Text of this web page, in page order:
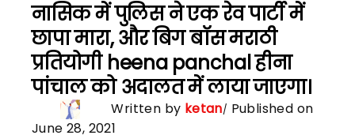
नासिक में पुलिस ने एक रेव पार्टी में
छापा मारा, और बिग बॉस मराठी
प्रतियोगी heena panchal हीना
पांचाल को अदालत में लाया जाएगा।
Written by ketan Published on
June 28, 2021